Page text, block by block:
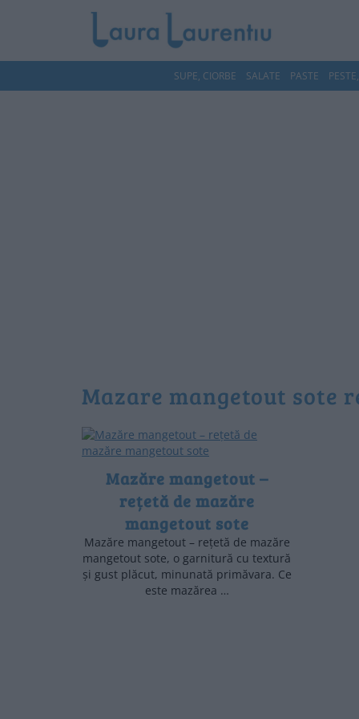
SUPE, CIORBE SALATE PASTE
mazare mangetout sote
Mazăre mangetout –
rețetă de mazăre
mangetout sote
Mazăre mangetout – rețetă de mazăre
mangetout sote, o garnitură cu textură
și gust plăcut, minunată primăvara. Ce
este mazărea …